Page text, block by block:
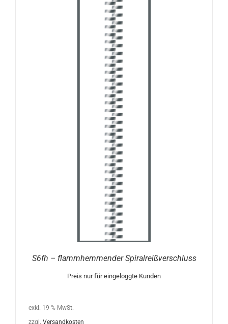
S6fh – flammhemmender Spiralreißverschluss
Preis nur für eingeloggte Kunden
exkl. 19 % MwSt.
zzgl. Versandkosten